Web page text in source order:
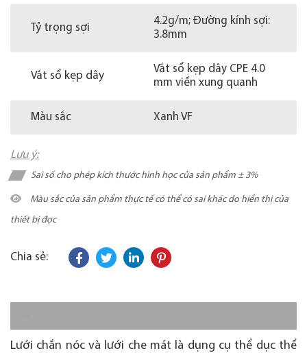
Tỷ trọng sợi
4.2g/m; Đường kính sợi:
3.8mm
Vắt sổ kẹp dây
Vắt sổ kẹp dây CPE 4.0
mm viền xung quanh
Màu sắc Xanh VF
Lưu ý:
Sai số cho phép kích thước hình học của sản phẩm ± 3%
Màu sắc của sản phẩm thực tế có thể có sai khác do hiển thị của
thiết bị đọc
Chia sẻ:
Lưới chắn nóc và lưới che mát là dụng cụ thể dục thể